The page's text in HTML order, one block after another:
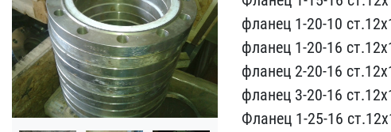
фланец 1​-20-10
фланец 1-20​-16
фланец 2-20-16​
фланец 3-20-16
Фланец 1-25-16